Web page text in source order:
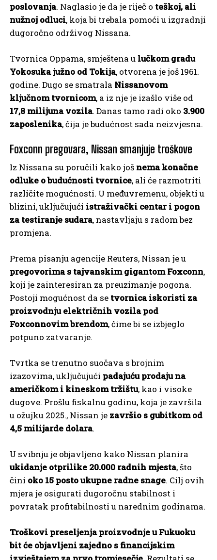
poslovanja. Naglasio je da je riječ o teškoj, ali
nužnoj odluci, koja bi trebala pomoći u izgradnji
dugoročno održivog Nissana.
Tvornica Oppama, smještena u lučkom gradu
Yokosuka južno od Tokija, otvorena je još 1961.
godine. Dugo se smatrala Nissanovom
ključnom tvornicom, a iz nje je izašlo više od
17,8 milijuna vozila. Danas tamo radi oko 3.900
zaposlenika, čija je budućnost sada neizvjesna.
Foxconn pregovara, Nissan smanjuje troškove
Iz Nissana su poručili kako još nema konačne
odluke o budućnosti tvornice, ali će razmotriti
različite mogućnosti. U međuvremenu, objekti u
blizini, uključujući istraživački centar i pogon
za testiranje sudara, nastavljaju s radom bez
promjena.
Prema pisanju agencije Reuters, Nissan je u
pregovorima s tajvanskim gigantom Foxconn,
koji je zainteresiran za preuzimanje pogona.
Postoji mogućnost da se tvornica iskoristi za
proizvodnju električnih vozila pod
Foxconnovim brendom, čime bi se izbjeglo
potpuno zatvaranje.
Tvrtka se trenutno suočava s brojnim
izazovima, uključujući padajuću prodaju na
američkom i kineskom tržištu, kao i visoke
dugove. Prošlu fiskalnu godinu, koja je završila
u ožujku 2025., Nissan je završio s gubitkom od
4,5 milijarde dolara.
U svibnju je objavljeno kako Nissan planira
ukidanje otprilike 20.000 radnih mjesta, što
čini oko 15 posto ukupne radne snage. Cilj ovih
mjera je osigurati dugoročnu stabilnost i
povratak profitabilnosti u narednim godinama.
Troškovi preseljenja proizvodnje u Fukuoku
bit će objavljeni zajedno s financijskim